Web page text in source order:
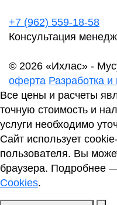
+7 (962) 559-18-58
Консультация
© 2026 «Ихлас» -
оферта Разработка
Все цены и расчеты
точную стоимость и
услуги необходимо
Сайт использует
пользователя. Вы
браузера. Подробнее
Cookies.